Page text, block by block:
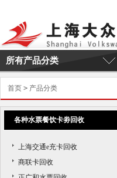
所有产品分类
首页 > 产品分类
各种水票餐饮卡劵回收
上海交通e充卡回收
商联卡回收